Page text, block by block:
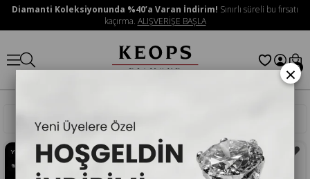
Diamanti Koleksiyonunda %40’a Varan İndirim! Sınırlı süreli bu fırsatı
kaçırma. ALIŞVERİŞE BAŞLA
0
Sıralama
YENI ÜRÜN
%40
İNDIRIM
%50 İNDIRIM
×